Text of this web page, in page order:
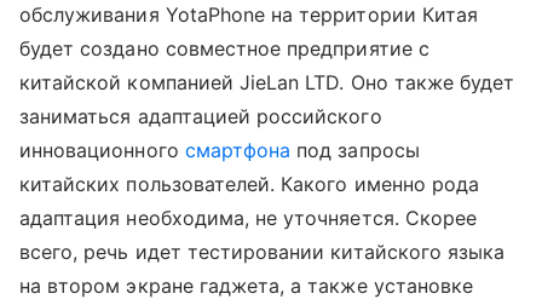
обслуживания YotaPhone на территории Китая
будет создано совместное предприятие с
китайской компанией JieLan LTD. Оно также будет
заниматься адаптацией российского
инновационного смартфона под запросы
китайских пользователей. Какого именно рода
адаптация необходима, не уточняется. Скорее
всего, речь идет тестировании китайского языка
на втором экране гаджета, а также установке